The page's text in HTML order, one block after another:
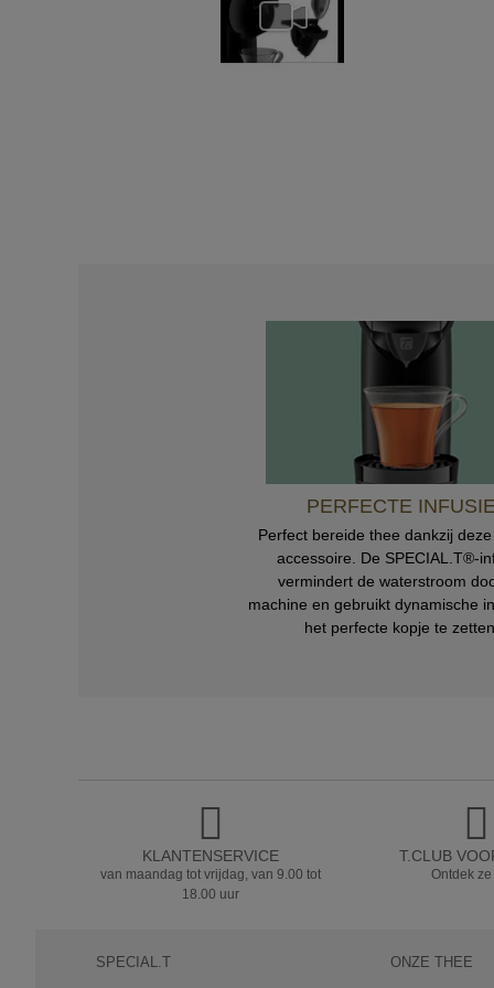
PERFECTE
Perfect bereide thee dankzij
accessoire. De SPECIAL.T®-
vermindert de waterstroom
machine en gebruikt dynamische
het perfecte kopje te zetten.
KLANTENSERVICE
van maandag tot vrijdag, van 9.00 tot
18.00 uur
T.CLUB
Ontdek ze
SPECIAL.T ONZE THEE